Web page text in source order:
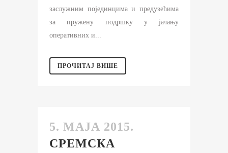
заслужним појединцима и предузећима
за пружену подршку у јачању
оперативних и...
ПРОЧИТАЈ ВИШЕ
5. МАЈА 2015.
СРЕМСКА